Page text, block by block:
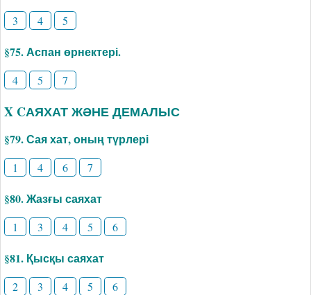
3 4 5
§75. Аспан өрнектері.
4 5 7
X CАЯХАТ ЖӘНЕ ДЕМАЛЫС
§79. Сая хат, оның түрлері
1 4 6 7
§80. Жазғы саяхат
1 3 4 5 6
§81. Қысқы саяхат
2 3 4 5 6